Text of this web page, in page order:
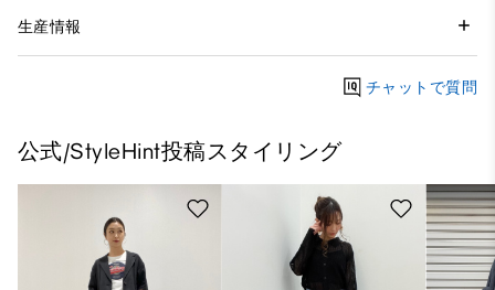
生産情報
チャットで質問
公式/StyleHint投稿スタイリング